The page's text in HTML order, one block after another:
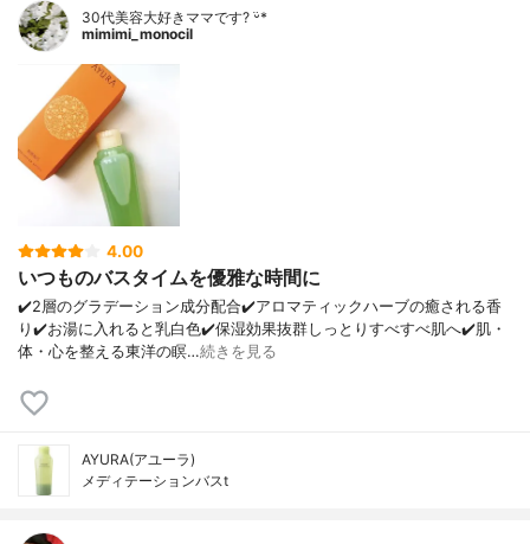
30代美容大好きママです? ᵕ̈*
mimimi_monocil
4.00
いつものバスタイムを優雅な時間に
✔️2層のグラデーション成分配合✔️アロマティックハーブの癒される香
り✔️お湯に入れると乳白色✔️保湿効果抜群しっとりすべすべ肌へ✔️肌・
体・心を整える東洋の瞑…続きを見る
AYURA(アユーラ)
メディテーションバスt